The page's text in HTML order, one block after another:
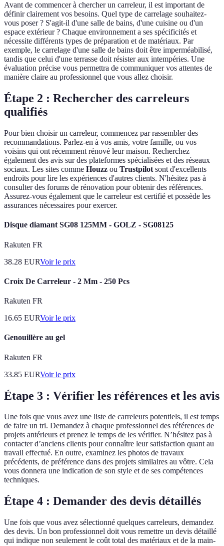
Avant de commencer à chercher un carreleur, il est important de
définir clairement vos besoins. Quel type de carrelage souhaitez-
vous poser ? S'agit-il d'une salle de bains, d'une cuisine ou d'un
espace extérieur ? Chaque environnement a ses spécificités et
nécessite différents types de préparation et de matériaux. Par
exemple, le carrelage d'une salle de bains doit être imperméabilisé,
tandis que celui d'une terrasse doit résister aux intempéries. Une
évaluation précise vous permettra de communiquer vos attentes de
manière claire au professionnel que vous allez choisir.
Étape 2 : Rechercher des carreleurs
qualifiés
Pour bien choisir un carreleur, commencez par rassembler des
recommandations. Parlez-en à vos amis, votre famille, ou vos
voisins qui ont récemment rénové leur maison. Recherchez
également des avis sur des plateformes spécialisées et des réseaux
sociaux. Les sites comme Houzz ou Trustpilot sont d'excellents
endroits pour lire les expériences d'autres clients. N'hésitez pas à
consulter des forums de rénovation pour obtenir des références.
Assurez-vous également que le carreleur est certifié et possède les
assurances nécessaires pour exercer.
Disque diamant SG08 125MM - GOLZ - SG08125
Rakuten FR
38.28 EURVoir le prix
Croix De Carreleur - 2 Mm - 250 Pcs
Rakuten FR
16.65 EURVoir le prix
Genouillère au gel
Rakuten FR
33.85 EURVoir le prix
Étape 3 : Vérifier les références et les avis
Une fois que vous avez une liste de carreleurs potentiels, il est temps
de faire un tri. Demandez à chaque professionnel des références de
projets antérieurs et prenez le temps de les vérifier. N’hésitez pas à
contacter d’anciens clients pour connaître leur satisfaction quant au
travail effectué. En outre, examinez les photos de travaux
précédents, de préférence dans des projets similaires au vôtre. Cela
vous donnera une indication de son style et de ses compétences
techniques.
Étape 4 : Demander des devis détaillés
Une fois que vous avez sélectionné quelques carreleurs, demandez
des devis. Un bon professionnel doit vous remettre un devis détaillé
qui indique non seulement le coût total des matériaux et de la main-